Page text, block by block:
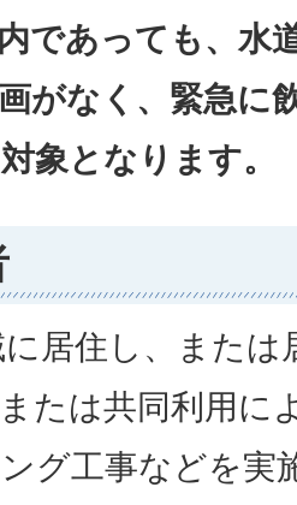
であっても、水
がなく、緊急に
象となります。
居住し、また
たは共同利用に
グ工事などを実